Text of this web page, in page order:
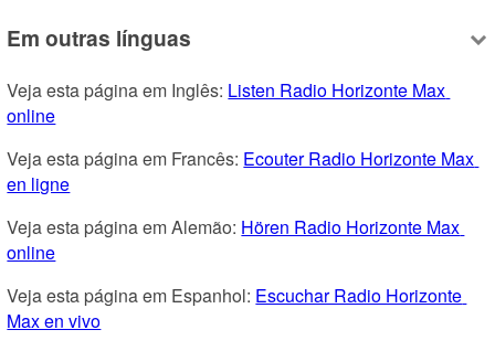
Em outras línguas
Veja esta página em Inglês: Listen Radio Horizonte Max
online
Veja esta página em Francês: Ecouter Radio Horizonte Max
en ligne
Veja esta página em Alemão: Hören Radio Horizonte Max
online
Veja esta página em Espanhol: Escuchar Radio Horizonte
Max en vivo